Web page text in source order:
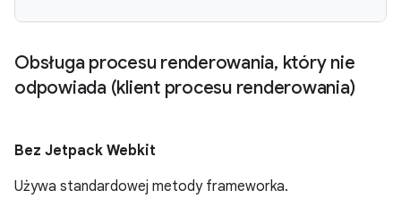
Obsługa procesu renderowania, który nie
odpowiada (klient procesu renderowania)
Bez Jetpack Webkit
Używa standardowej metody frameworka.